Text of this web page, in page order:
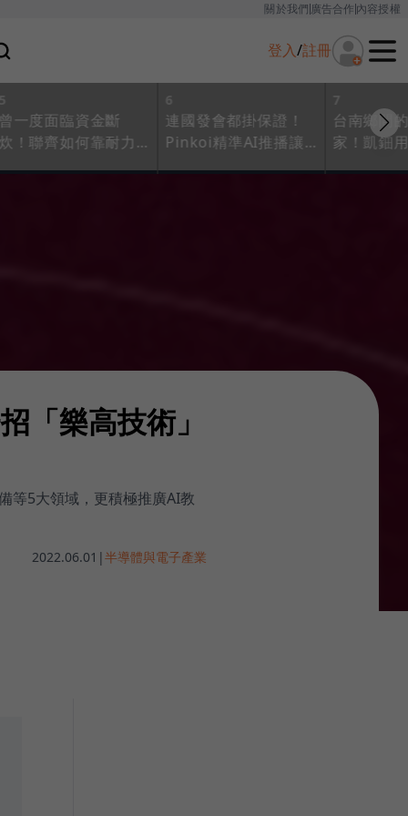
關於我們廣告合作內容授權
登入/註冊
5
曾一度面臨資金斷
炊！聯齊如何靠耐力
6
連國發會都掛保證！
Pinkoi精準AI推播讓
7
台南鄉間
家！凱鈿
「樂高技術」
等5大領域，更積極推廣AI教
2022.06.01 |半導體與電子產業